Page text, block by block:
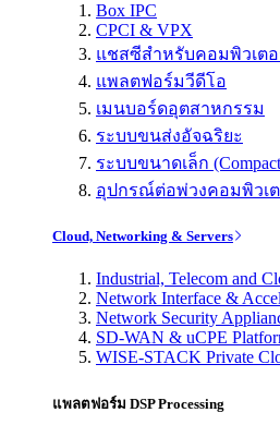
Box IPC
CPCI & VPX
แชสซีสำหรับคอมพิวเต
แพลตฟอร์มวีดีโอ
เมนบอร์ดอุตสาหกรรม
ระบบขนส่งอัจฉริยะ
ระบบขนาดเล็ก (Compact
อุปกรณ์ต่อพ่วงคอมพิวเ
Cloud, Networking & Servers
Industrial, Telecom and
Network Interface &
Network Security
SD-WAN & uCPE
WISE-STACK Private
แพลตฟอร์ม DSP Processing